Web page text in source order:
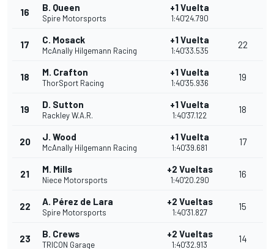
16 B. Queen
Spire Motorsports
+1 Vuelta
1:40'24.790
17 C. Mosack
McAnally Hilgemann Racing
+1 Vuelta
1:40'33.535
22
18 M. Crafton
ThorSport Racing
+1 Vuelta
1:40'35.936
19
19 D. Sutton
Rackley W.A.R.
+1 Vuelta
1:40'37.122
18
20 J. Wood
McAnally Hilgemann Racing
+1 Vuelta
1:40'39.681
17
21 M. Mills
Niece Motorsports
+2 Vueltas
1:40'20.290
16
22 A. Pérez de Lara
Spire Motorsports
+2 Vueltas
1:40'31.827
15
23 B. Crews
TRICON Garage
+2 Vueltas
1:40'32.913
14